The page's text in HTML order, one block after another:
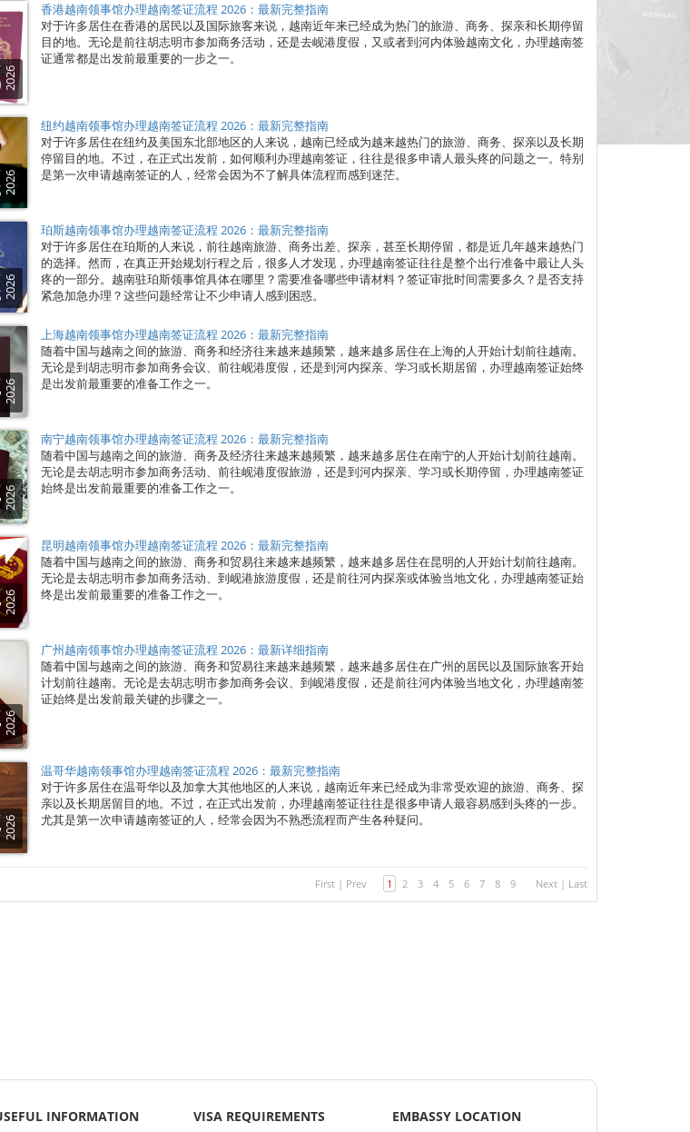
2026
香港越南领事馆办理越南签证流程 2026：最新完整指南
对于许多居住在香港的居民以及国际旅客来说，越南近年来已经成为热门的旅游、商务、探亲和长期停留
目的地。无论是前往胡志明市参加商务活动，还是去岘港度假，又或者到河内体验越南文化，办理越南签
证通常都是出发前最重要的一步之一。
2026
纽约越南领事馆办理越南签证流程 2026：最新完整指南
对于许多居住在纽约及美国东北部地区的人来说，越南已经成为越来越热门的旅游、商务、探亲以及长期
停留目的地。不过，在正式出发前，如何顺利办理越南签证，往往是很多申请人最头疼的问题之一。特别
是第一次申请越南签证的人，经常会因为不了解具体流程而感到迷茫。
2026
珀斯越南领事馆办理越南签证流程 2026：最新完整指南
对于许多居住在珀斯的人来说，前往越南旅游、商务出差、探亲，甚至长期停留，都是近几年越来越热门
的选择。然而，在真正开始规划行程之后，很多人才发现，办理越南签证往往是整个出行准备中最让人头
疼的一部分。越南驻珀斯领事馆具体在哪里？需要准备哪些申请材料？签证审批时间需要多久？是否支持
紧急加急办理？这些问题经常让不少申请人感到困惑。
2026
上海越南领事馆办理越南签证流程 2026：最新完整指南
随着中国与越南之间的旅游、商务和经济往来越来越频繁，越来越多居住在上海的人开始计划前往越南。
无论是到胡志明市参加商务会议、前往岘港度假，还是到河内探亲、学习或长期居留，办理越南签证始终
是出发前最重要的准备工作之一。
2026
南宁越南领事馆办理越南签证流程 2026：最新完整指南
随着中国与越南之间的旅游、商务及经济往来越来越频繁，越来越多居住在南宁的人开始计划前往越南。
无论是去胡志明市参加商务活动、前往岘港度假旅游，还是到河内探亲、学习或长期停留，办理越南签证
始终是出发前最重要的准备工作之一。
2026
昆明越南领事馆办理越南签证流程 2026：最新完整指南
随着中国与越南之间的旅游、商务和贸易往来越来越频繁，越来越多居住在昆明的人开始计划前往越南。
无论是去胡志明市参加商务活动、到岘港旅游度假，还是前往河内探亲或体验当地文化，办理越南签证始
终是出发前最重要的准备工作之一。
2026
广州越南领事馆办理越南签证流程 2026：最新详细指南
随着中国与越南之间的旅游、商务和贸易往来越来越频繁，越来越多居住在广州的居民以及国际旅客开始
计划前往越南。无论是去胡志明市参加商务会议、到岘港度假，还是前往河内体验当地文化，办理越南签
证始终是出发前最关键的步骤之一。
2026
温哥华越南领事馆办理越南签证流程 2026：最新完整指南
对于许多居住在温哥华以及加拿大其他地区的人来说，越南近年来已经成为非常受欢迎的旅游、商务、探
亲以及长期居留目的地。不过，在正式出发前，办理越南签证往往是很多申请人最容易感到头疼的一步。
尤其是第一次申请越南签证的人，经常会因为不熟悉流程而产生各种疑问。
First | Prev 1 2 3 4 5 6 7 8 9 Next | Last
INFORMATION VISA REQUIREMENTS EMBASSY LOCATION